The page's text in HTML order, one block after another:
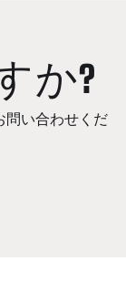
か?
問い合わせくだ